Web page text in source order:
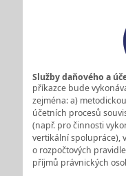
Služby daňového a
příkazce bude
zejména: a)
účetních procesů
(např. pro činnosti
vertikální spolupráce),
o rozpočtových
příjmů právnických